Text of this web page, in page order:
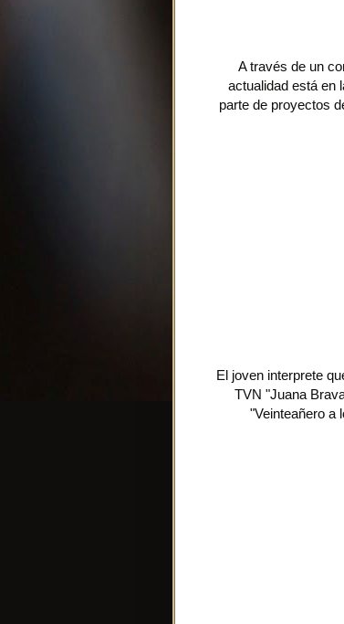
A través de un
actualidad está en
parte de proyectos
El joven interprete
TVN "Juana
"Veinteañero a